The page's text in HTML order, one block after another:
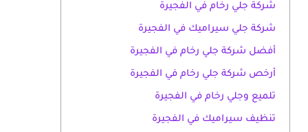
شركة جلي رخام في الفجيرة
شركة جلي سيراميك في الفجيرة
أفضل شركة جلي رخام في الفجيرة
أرخص شركة جلي رخام في الفجيرة
تلميع وجلي رخام في الفجيرة
تنظيف سيراميك في الفجيرة